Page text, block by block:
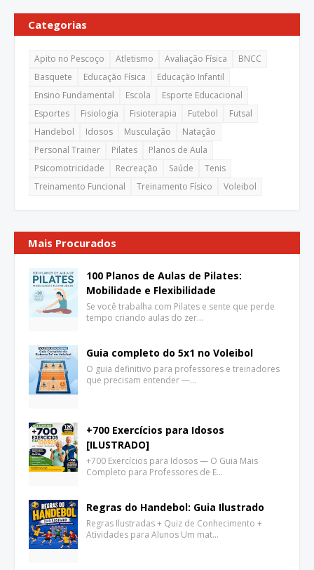
Categorias
Apito no Pescoço Atletismo Avaliação Física
BNCC
Basquete
Educação Física
Educação Infantil
Ensino Fundamental
Escola
Esporte Educacional
Esportes
Fisiologia Fisioterapia Futebol
Futsal
Handebol
Idosos Musculação
Natação
Personal Trainer
Pilates
Planos de Aula
Psicomotricidade
Recreação Saúde
Tenis
Treinamento Funcional
Treinamento Físico Voleibol
Mais Procurados
100 Planos de Aulas de Pilates:
Mobilidade e Flexibilidade
Se você trabalha com Pilates e sente que perde
tempo criando aulas do zer…
Guia completo do 5x1 no Voleibol
O guia definitivo para professores e treinadores
que precisam entender —…
+700 Exercícios para Idosos
[ILUSTRADO]
+700 Exercícios para Idosos — O Guia Mais
Completo para Professores de E…
Regras do Handebol: Guia Ilustrado
Regras Ilustradas + Quiz de Conhecimento +
Atividades para Alunos Um mat…